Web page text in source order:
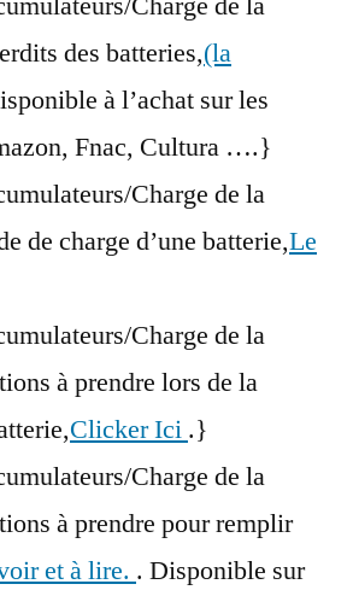
des batteries,(la
à l’achat sur les
Fnac, Cultura ….}
Charge de la
de charge d’une batterie,Le
Charge de la
à prendre lors de la
Clicker Ici .}
Charge de la
à prendre pour remplir
et à lire. . Disponible sur